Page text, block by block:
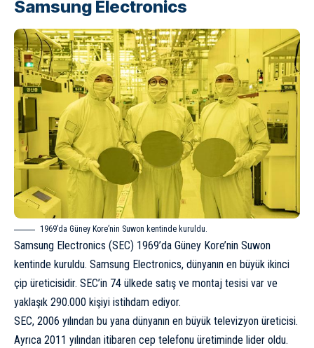
Samsung Electronics
1969’da Güney Kore’nin Suwon kentinde kuruldu.
Samsung Electronics (SEC) 1969’da Güney Kore’nin Suwon
kentinde kuruldu. Samsung Electronics, dünyanın en büyük ikinci
çip üreticisidir. SEC’in 74 ülkede satış ve montaj tesisi var ve
yaklaşık 290.000 kişiyi istihdam ediyor.
SEC, 2006 yılından bu yana dünyanın en büyük televizyon üreticisi.
Ayrıca 2011 yılından itibaren cep telefonu üretiminde lider oldu.